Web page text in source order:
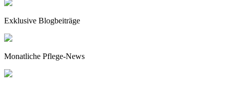
Exklusive Blogbeiträge
Monatliche Pflege-News